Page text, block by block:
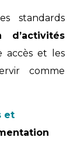
standards
d’activités
accès et les
comme
et